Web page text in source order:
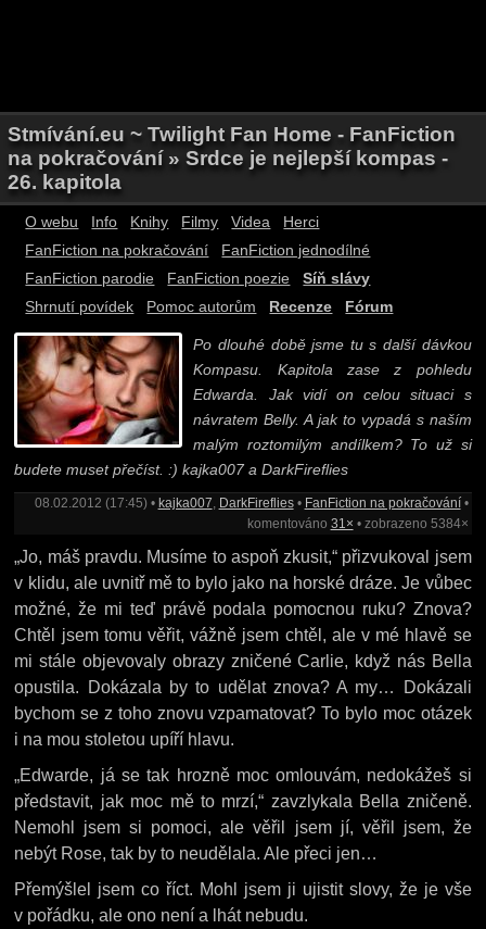
Stmívání.eu ~ Twilight Fan Home - FanFiction
na pokračování » Srdce je nejlepší kompas -
26. kapitola
O webu Info Knihy Filmy Videa
Herci
FanFiction na pokračování
FanFiction jednodílné
FanFiction parodie
FanFiction poezie
Síň slávy
Shrnutí povídek
Pomoc autorům Recenze Fórum
Po dlouhé době jsme tu s další dávkou
Kompasu. Kapitola zase z pohledu
Edwarda. Jak vidí on celou situaci s
návratem Belly. A jak to vypadá s naším
malým roztomilým andílkem? To už si
budete muset přečíst. :) kajka007 a DarkFireflies
08.02.2012 (17:45) • kajka007, DarkFireflies• FanFiction na pokračování•
komentováno 31× • zobrazeno 5384×
„Jo, máš pravdu. Musíme to aspoň zkusit,“ přizvukoval jsem
v klidu, ale uvnitř mě to bylo jako na horské dráze. Je vůbec
možné, že mi teď právě podala pomocnou ruku? Znova?
Chtěl jsem tomu věřit, vážně jsem chtěl, ale v mé hlavě se
mi stále objevovaly obrazy zničené Carlie, když nás Bella
opustila. Dokázala by to udělat znova? A my… Dokázali
bychom se z toho znovu vzpamatovat? To bylo moc otázek
i na mou stoletou upíří hlavu.
„Edwarde, já se tak hrozně moc omlouvám, nedokážeš si
představit, jak moc mě to mrzí,“ zavzlykala Bella zničeně.
Nemohl jsem si pomoci, ale věřil jsem jí, věřil jsem, že
nebýt Rose, tak by to neudělala. Ale přeci jen…
Přemýšlel jsem co říct. Mohl jsem ji ujistit slovy, že je vše
v pořádku, ale ono není a lhát nebudu.